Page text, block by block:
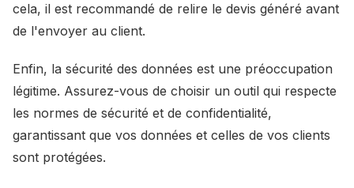
cela, il est recommandé de relire le devis généré avant
de l'envoyer au client.
Enfin, la sécurité des données est une préoccupation
légitime. Assurez-vous de choisir un outil qui respecte
les normes de sécurité et de confidentialité,
garantissant que vos données et celles de vos clients
sont protégées.